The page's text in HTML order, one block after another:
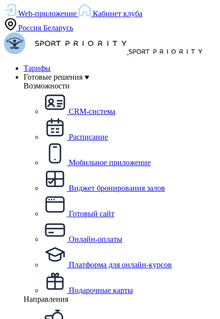
Web-приложение
Кабинет клуба
Россия Беларусь
Тарифы
Готовые решения
Возможности
CRM-система
Расписание
Мобильное приложение
Виджет бронирования залов
Готовый сайт
Онлайн-оплаты
Платформа для онлайн-курсов
Подарочные карты
Направления